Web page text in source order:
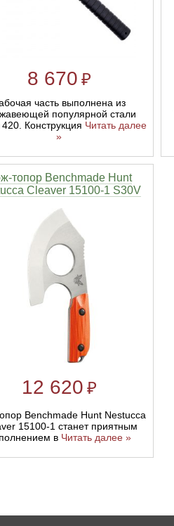
8 670 ₽
часть выполнена из
популярной стали
Конструкция Читать далее
»
топор Benchmade Hunt
Cleaver 15100-1 S30V
12 620 ₽
Benchmade Hunt Nestucca
15100-1 станет приятным
в Читать далее »